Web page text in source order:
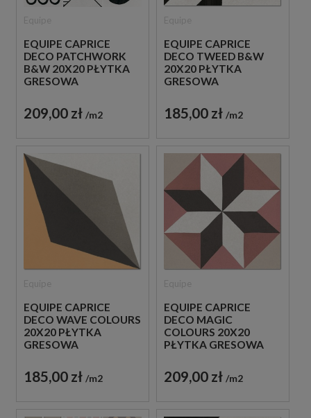
EQUIPE CAPRICE
DECO PATCHWORK
B&W 20X20 PŁYTKA
GRESOWA
209,00 zł m2
EQUIPE CAPRICE
DECO TWEED B&W
20X20 PŁYTKA
GRESOWA
185,00 zł m2
EQUIPE CAPRICE
DECO WAVE COLOURS
20X20 PŁYTKA
GRESOWA
185,00 zł m2
EQUIPE CAPRICE
DECO MAGIC
COLOURS 20X20
PŁYTKA GRESOWA
209,00 zł m2